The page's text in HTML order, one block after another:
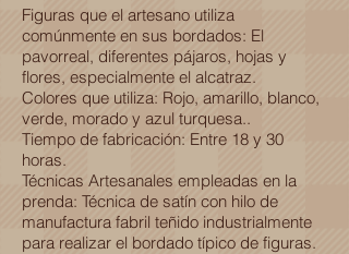
Figuras que el artesano utiliza
comúnmente en sus bordados: El
pavorreal, diferentes pájaros, hojas y
flores, especialmente el alcatraz.
Colores que utiliza: Rojo, amarillo, blanco,
verde, morado y azul turquesa..
Tiempo de fabricación: Entre 18 y 30
horas.
Técnicas Artesanales empleadas en la
prenda: Técnica de satín con hilo de
manufactura fabril teñido industrialmente
para realizar el bordado típico de figuras.